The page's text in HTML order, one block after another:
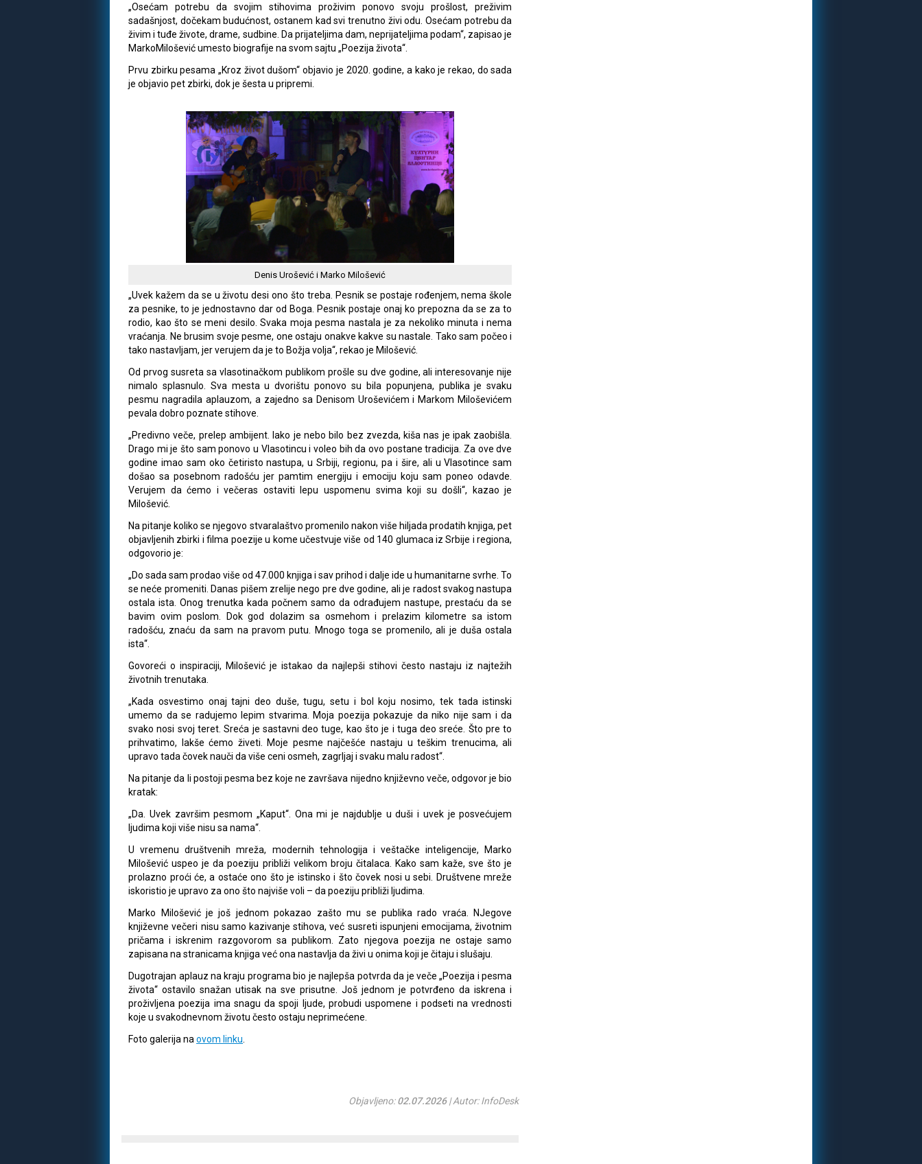
„Osećam potrebu da svojim stihovima proživim ponovo svoju prošlost, preživim
sadašnjost, dočekam budućnost, ostanem kad svi trenutno živi odu. Osećam potrebu da
živim i tuđe živote, drame, sudbine. Da prijateljima dam, neprijateljima podam“, zapisao je
MarkoMilošević umesto biografije na svom sajtu „Poezija života“.
Prvu zbirku pesama „Kroz život dušom“ objavio je 2020. godine, a kako je rekao, do sada
je objavio pet zbirki, dok je šesta u pripremi.
Denis Urošević i Marko Milošević
„Uvek kažem da se u životu desi ono što treba. Pesnik se postaje rođenjem, nema škole
za pesnike, to je jednostavno dar od Boga. Pesnik postaje onaj ko prepozna da se za to
rodio, kao što se meni desilo. Svaka moja pesma nastala je za nekoliko minuta i nema
vraćanja. Ne brusim svoje pesme, one ostaju onakve kakve su nastale. Tako sam počeo i
tako nastavljam, jer verujem da je to Božja volja“, rekao je Milošević.
Od prvog susreta sa vlasotinačkom publikom prošle su dve godine, ali interesovanje nije
nimalo splasnulo. Sva mesta u dvorištu ponovo su bila popunjena, publika je svaku
pesmu nagradila aplauzom, a zajedno sa Denisom Uroševićem i Markom Miloševićem
pevala dobro poznate stihove.
„Predivno veče, prelep ambijent. Iako je nebo bilo bez zvezda, kiša nas je ipak zaobišla.
Drago mi je što sam ponovo u Vlasotincu i voleo bih da ovo postane tradicija. Za ove dve
godine imao sam oko četiristo nastupa, u Srbiji, regionu, pa i šire, ali u Vlasotince sam
došao sa posebnom radošću jer pamtim energiju i emociju koju sam poneo odavde.
Verujem da ćemo i večeras ostaviti lepu uspomenu svima koji su došli“, kazao je
Milošević.
Na pitanje koliko se njegovo stvaralaštvo promenilo nakon više hiljada prodatih knjiga, pet
objavljenih zbirki i filma poezije u kome učestvuje više od 140 glumaca iz Srbije i regiona,
odgovorio je:
„Do sada sam prodao više od 47.000 knjiga i sav prihod i dalje ide u humanitarne svrhe. To
se neće promeniti. Danas pišem zrelije nego pre dve godine, ali je radost svakog nastupa
ostala ista. Onog trenutka kada počnem samo da odrađujem nastupe, prestaću da se
bavim ovim poslom. Dok god dolazim sa osmehom i prelazim kilometre sa istom
radošću, znaću da sam na pravom putu. Mnogo toga se promenilo, ali je duša ostala
ista“.
Govoreći o inspiraciji, Milošević je istakao da najlepši stihovi često nastaju iz najtežih
životnih trenutaka.
„Kada osvestimo onaj tajni deo duše, tugu, setu i bol koju nosimo, tek tada istinski
umemo da se radujemo lepim stvarima. Moja poezija pokazuje da niko nije sam i da
svako nosi svoj teret. Sreća je sastavni deo tuge, kao što je i tuga deo sreće. Što pre to
prihvatimo, lakše ćemo živeti. Moje pesme najčešće nastaju u teškim trenucima, ali
upravo tada čovek nauči da više ceni osmeh, zagrljaj i svaku malu radost“.
Na pitanje da li postoji pesma bez koje ne završava nijedno književno veče, odgovor je bio
kratak:
„Da. Uvek završim pesmom „Kaput“. Ona mi je najdublje u duši i uvek je posvećujem
ljudima koji više nisu sa nama“.
U vremenu društvenih mreža, modernih tehnologija i veštačke inteligencije, Marko
Milošević uspeo je da poeziju približi velikom broju čitalaca. Kako sam kaže, sve što je
prolazno proći će, a ostaće ono što je istinsko i što čovek nosi u sebi. Društvene mreže
iskoristio je upravo za ono što najviše voli – da poeziju približi ljudima.
Marko Milošević je još jednom pokazao zašto mu se publika rado vraća. NJegove
književne večeri nisu samo kazivanje stihova, već susreti ispunjeni emocijama, životnim
pričama i iskrenim razgovorom sa publikom. Zato njegova poezija ne ostaje samo
zapisana na stranicama knjiga već ona nastavlja da živi u onima koji je čitaju i slušaju.
Dugotrajan aplauz na kraju programa bio je najlepša potvrda da je veče „Poezija i pesma
života“ ostavilo snažan utisak na sve prisutne. Još jednom je potvrđeno da iskrena i
proživljena poezija ima snagu da spoji ljude, probudi uspomene i podseti na vrednosti
koje u svakodnevnom životu često ostaju neprimećene.
Foto galerija naovom linku
Objavljeno:02.07.2026| Autor: InfoDesk